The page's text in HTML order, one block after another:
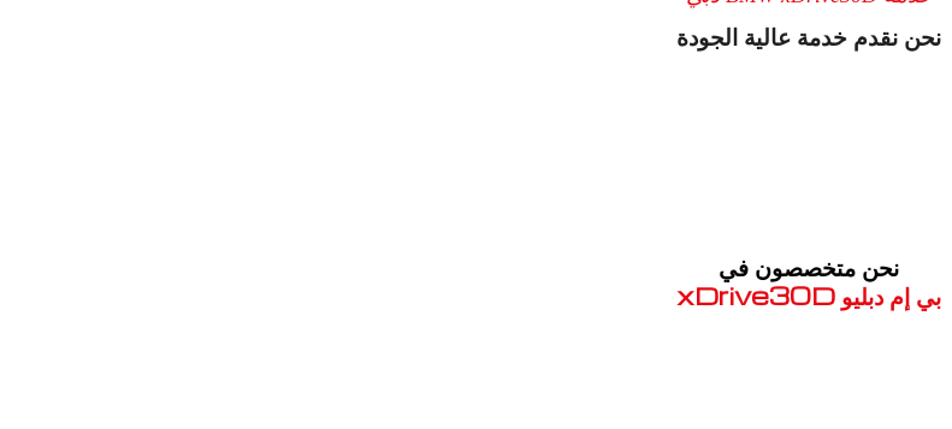
نحن نقدم خدمة عالية الجودة
نحن متخصصون في
بي إم دبليو xDrive30D